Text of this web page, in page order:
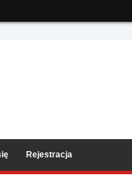
Rejestracja